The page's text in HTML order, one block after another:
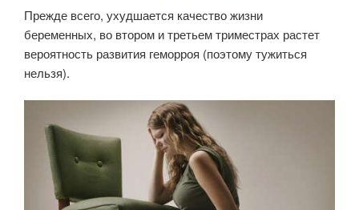
Прежде всего, ухудшается качество жизни
беременных, во втором и третьем триместрах растет
вероятность развития геморроя (поэтому тужиться
нельзя).